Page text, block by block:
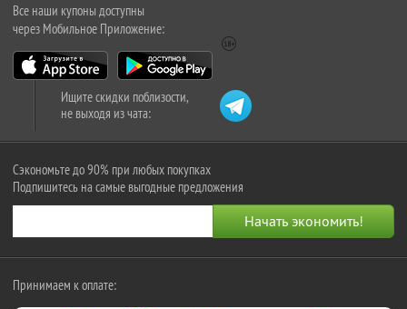
Все наши купоны доступны
через Мобильное Приложение:
Ищите скидки поблизости,
не выходя из чата:
Сэкономьте до 90% при любых покупках
Подпишитесь на самые выгодные предложения
Принимаем к оплате: